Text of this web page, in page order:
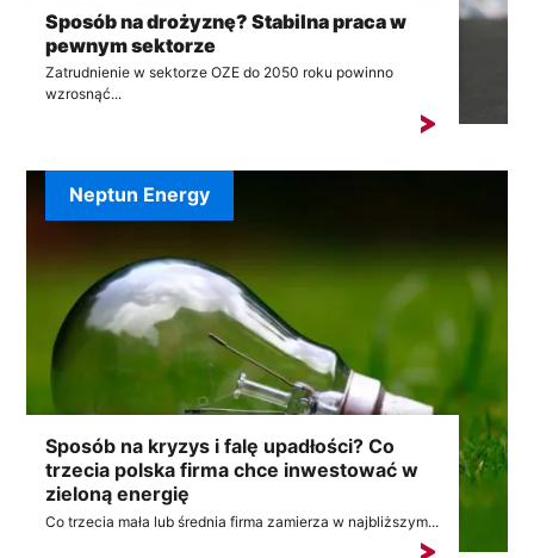
Sposób na drożyznę? Stabilna praca w
pewnym sektorze
Zatrudnienie w sektorze OZE do 2050 roku powinno
wzrosnąć...
Sposób na kryzys i falę upadłości? Co
trzecia polska firma chce inwestować w
zieloną energię
Co trzecia mała lub średnia firma zamierza w najbliższym...
Neptun Energy